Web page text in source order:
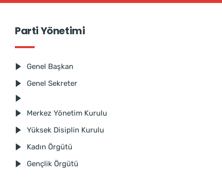
Parti Yönetimi
Genel Başkan
Genel Sekreter
Merkez Yönetim Kurulu
Yüksek Disiplin Kurulu
Kadın Örgütü
Gençlik Örgütü